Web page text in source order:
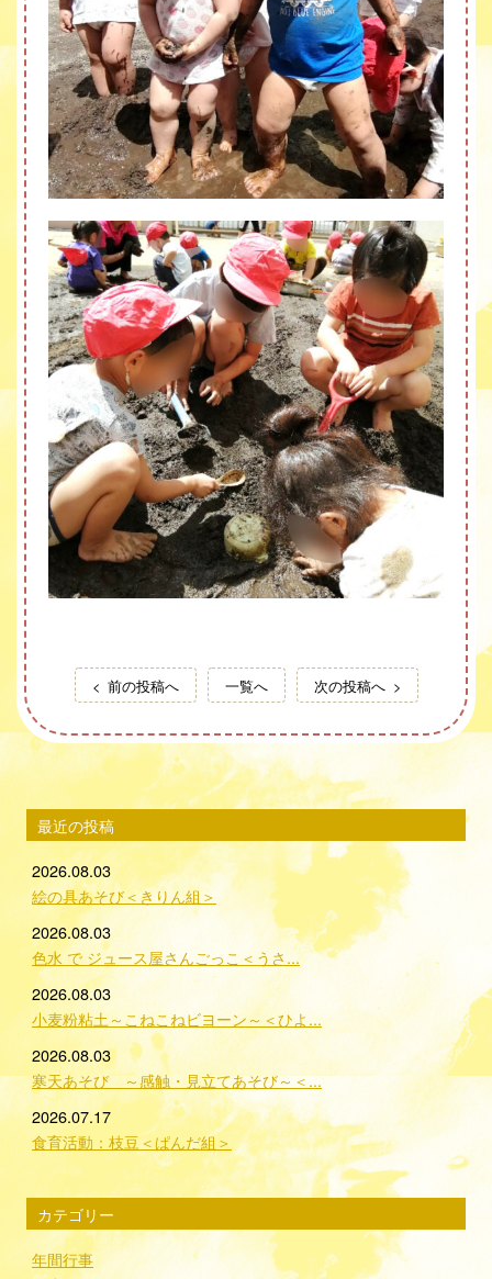
前の投稿へ 一覧へ 次の投稿へ
最近の投稿
2026.08.03
絵の具あそび＜きりん組＞
2026.08.03
色水 で ジュース屋さんごっこ＜うさ...
2026.08.03
小麦粉粘土～こねこねビヨーン～＜ひよ...
2026.08.03
寒天あそび ～感触・見立てあそび～＜...
2026.07.17
食育活動：枝豆＜ぱんだ組＞
カテゴリー
年間行事